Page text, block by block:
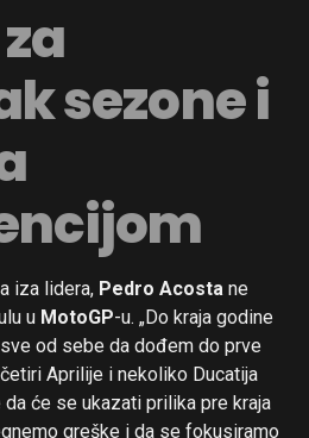
sezone i
iza lidera, Pedro Acosta ne
u MotoGP-u. „Do kraja godine
od sebe da dođem do prve
Aprilije i nekoliko Ducatija
će se ukazati prilika pre kraja
greške i da se fokusiramo